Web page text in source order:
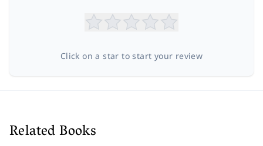
Click on a star to start your review
Related Books